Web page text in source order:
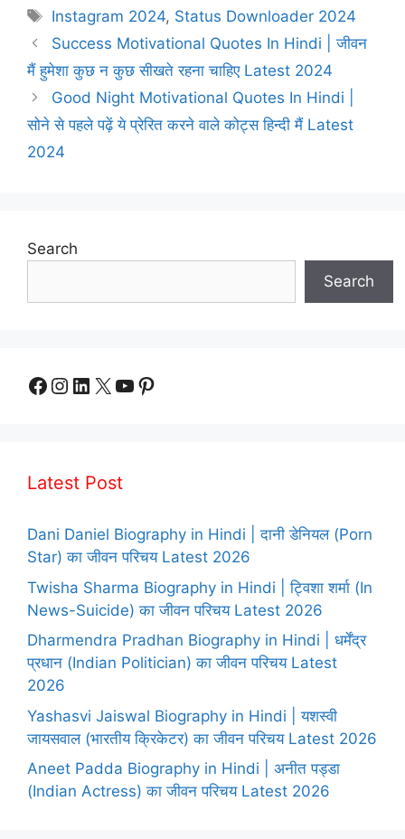
Tags
Instagram 2024, Status Downloader 2024
Success Motivational Quotes In Hindi | जीवन
मैं हुमेशा कुछ न कुछ सीखते रहना चाहिए Latest 2024
Good Night Motivational Quotes In Hindi |
सोने से पहले पढ़ें ये प्रेरित करने वाले कोट्स हिन्दी मैं Latest
2024
Search
Search
Facebook
Instagram
LinkedIn
X YouTube
Pinterest
Latest Post
Dani Daniel Biography in Hindi | दानी डेनियल (Porn
Star) का जीवन परिचय Latest 2026
Twisha Sharma Biography in Hindi | ट्विशा शर्मा (In
News-Suicide) का जीवन परिचय Latest 2026
Dharmendra Pradhan Biography in Hindi | धर्मेंद्र
प्रधान (Indian Politician) का जीवन परिचय Latest
2026
Yashasvi Jaiswal Biography in Hindi | यशस्वी
जायसवाल (भारतीय क्रिकेटर) का जीवन परिचय Latest 2026
Aneet Padda Biography in Hindi | अनीत पड्डा
(Indian Actress) का जीवन परिचय Latest 2026